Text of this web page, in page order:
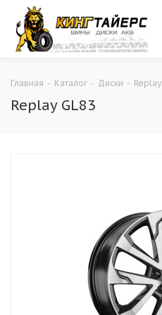
Главная - Каталог - Диски - Replay
Replay GL83